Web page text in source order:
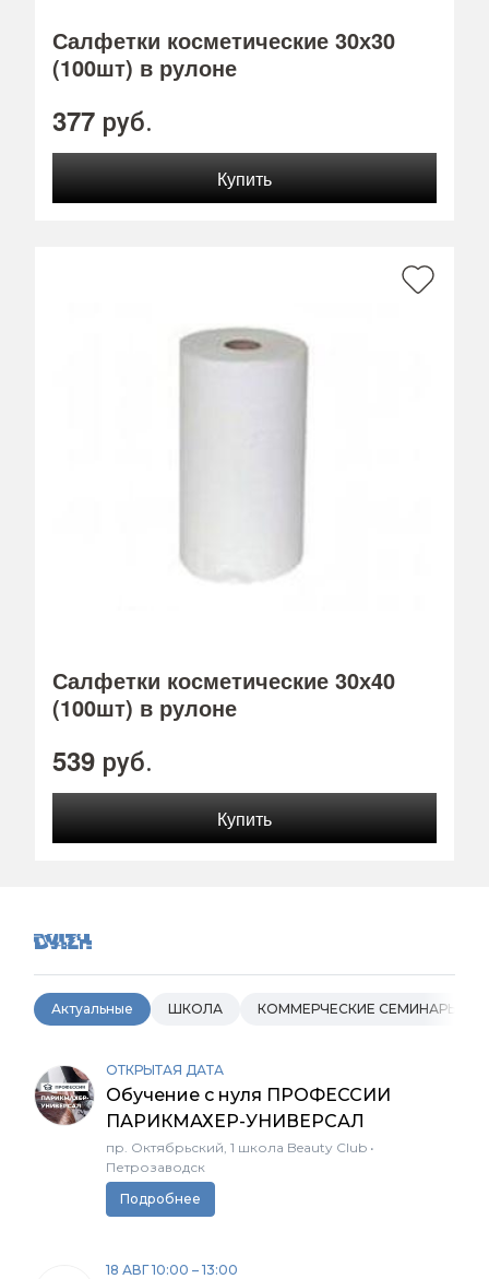
Салфетки косметические 30х30
(100шт) в рулоне
377 руб.
Салфетки косметические 30х40
(100шт) в рулоне
539 руб.